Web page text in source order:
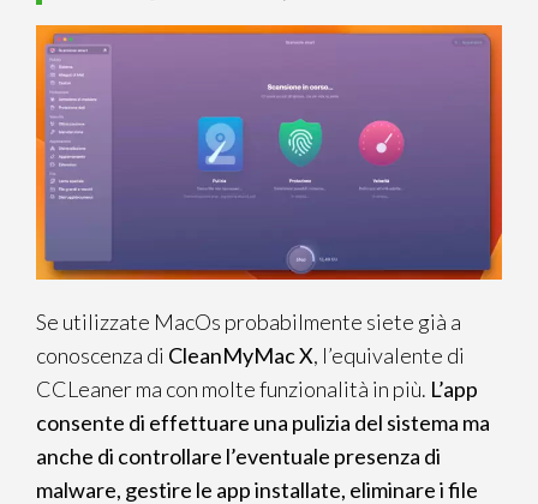
Se utilizzate MacOs probabilmente siete già a
conoscenza di CleanMyMac X, l’equivalente di
CCLeaner ma con molte funzionalità in più. L’app
consente di effettuare una pulizia del sistema ma
anche di controllare l’eventuale presenza di
malware, gestire le app installate, eliminare i file